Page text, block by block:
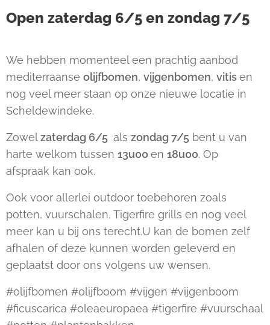
Open zaterdag 6/5 en zondag 7/5
We hebben momenteel een prachtig aanbod
mediterraanse olijfbomen, vijgenbomen, vitisen
nog veel meer staan op onze nieuwe locatie in
Scheldewindeke.
Zowelzaterdag 6/5 als zondag 7/5 bent u van
harte welkom tussen 13u00 en 18u00. Op
afspraak kan ook.
Ook voor allerlei outdoor toebehoren zoals
potten, vuurschalen, Tigerfire grills en nog veel
meer kan u bij ons terecht.U kan de bomen zelf
afhalen of deze kunnen worden geleverd en
geplaatst door ons volgens uw wensen.
#olijfbomen #olijfboom #vijgen #vijgenboom
#ficuscarica #oleaeuropaea #tigerfire #vuurschaal